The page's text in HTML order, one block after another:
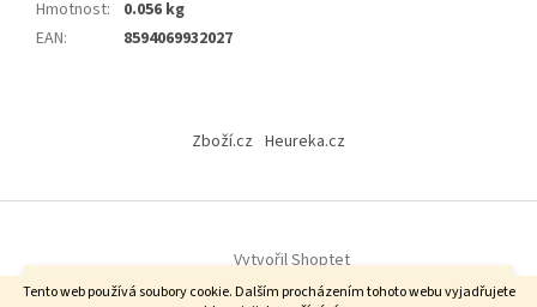
Tento web používá soubory cookie. Dalším procházením tohoto webu vyjadřujete
Vážení zákazníci, od 6.8. do 14.8.2026. u nás probíhá firemní dovolená.
Hmotnost:
0.056 kg
EAN: 8594069932027
Zboží.cz Heureka.cz
Vytvořil Shoptet